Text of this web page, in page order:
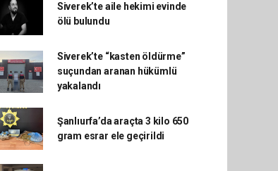
Siverek’te aile hekimi evinde
ölü bulundu
Siverek’te “kasten öldürme”
suçundan aranan hükümlü
yakalandı
Şanlıurfa’da araçta 3 kilo 650
gram esrar ele geçirildi